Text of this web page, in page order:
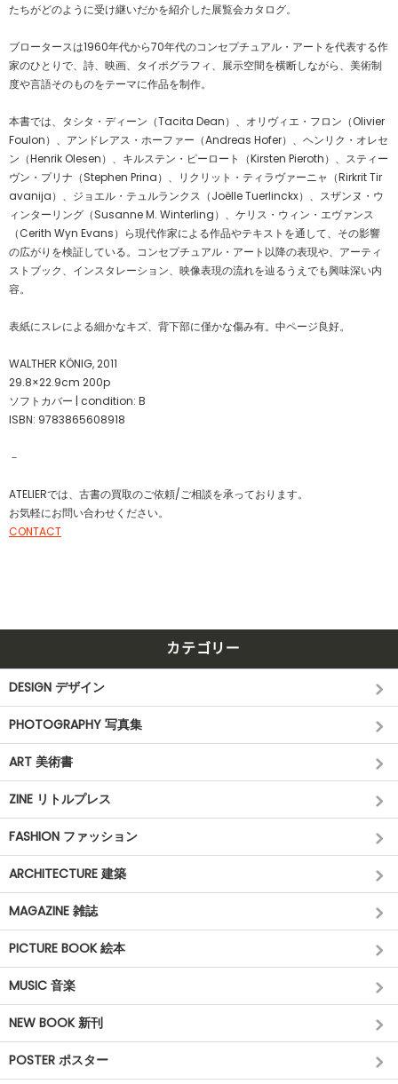
たちがどのように受け継いだかを紹介した展覧会カタログ。
ブロータースは1960年代から70年代のコンセプチュアル・アートを代表する作
家のひとりで、詩、映画、タイポグラフィ、展示空間を横断しながら、美術制
度や言語そのものをテーマに作品を制作。
本書では、タシタ・ディーン（Tacita Dean）、オリヴィエ・フロン（Olivier
Foulon）、アンドレアス・ホーファー（Andreas Hofer）、ヘンリク・オレセ
ン（Henrik Olesen）、キルステン・ピーロート（Kirsten Pieroth）、スティー
ヴン・プリナ（Stephen Prina）、リクリット・ティラヴァーニャ（Rirkrit Tir
avanija）、ジョエル・テュルランクス（Joëlle Tuerlinckx）、スザンヌ・ウ
ィンターリング（Susanne M. Winterling）、ケリス・ウィン・エヴァンス
（Cerith Wyn Evans）ら現代作家による作品やテキストを通して、その影響
の広がりを検証している。コンセプチュアル・アート以降の表現や、アーティ
ストブック、インスタレーション、映像表現の流れを辿るうえでも興味深い内
容。
表紙にスレによる細かなキズ、背下部に僅かな傷み有。中ページ良好。
WALTHER KÖNIG, 2011
29.8×22.9cm 200p
ソフトカバー | condition: B
ISBN: 9783865608918
－
ATELIERでは、古書の買取のご依頼/ご相談を承っております。
お気軽にお問い合わせください。
CONTACT
カテゴリー
DESIGN デザイン
PHOTOGRAPHY 写真集
ART 美術書
ZINE リトルプレス
FASHION ファッション
ARCHITECTURE 建築
MAGAZINE 雑誌
PICTURE BOOK 絵本
MUSIC 音楽
NEW BOOK 新刊
POSTER ポスター